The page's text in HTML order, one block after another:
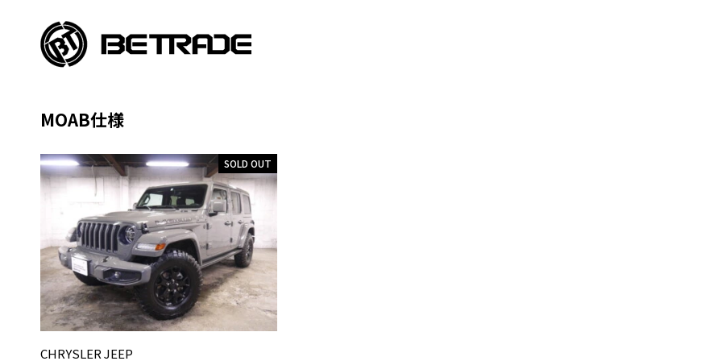
MOAB仕様
SOLD OUT
CHRYSLER JEEP